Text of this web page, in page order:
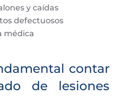
y caídas
defectuosos
médica
contar
de lesiones